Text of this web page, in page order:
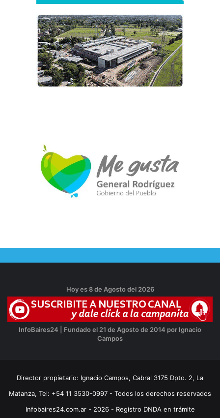
Hoy es 8 de Agosto del 2026
InfoBaires24 | Fundado el 21 de Agosto de 2014 por Ignacio
Campos
Director propietario: Ignacio Campos, Cabral 3175 Dpto. 2, La
Matanza, Tel: +54 11 3530-0997 - Todos los derechos reservados
Infobaires24.com.ar - 2026 - Registro DNDA en trámite